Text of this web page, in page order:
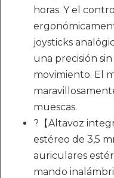
horas. Y el
joysticks
una precisión
movimiento. El
muescas.
?【Altavoz
estéreo de 3,5
auriculares
mando